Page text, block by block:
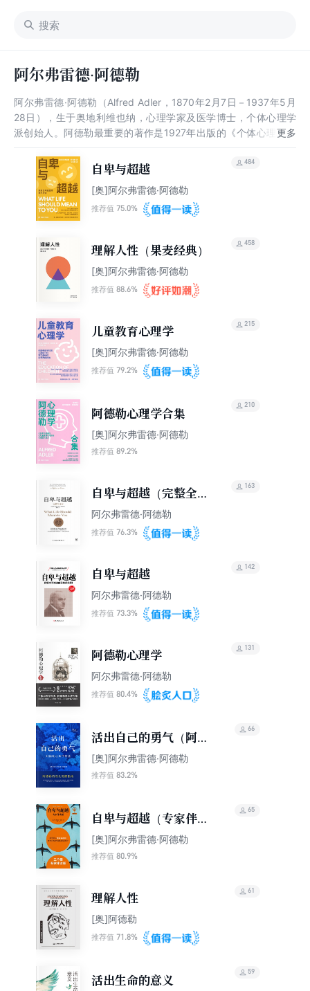
阿尔弗雷德·阿德勒
阿尔弗雷德·阿德勒（Alfred Adler，1870年2月7日－1937年5月
28日），生于奥地利维也纳，心理学家及医学博士，个体心理学
派创始人。阿德勒最重要的著作是1927年出版的《个体心理学的
自卑与超越
[奥]阿尔弗雷德·阿德勒
推荐值 75.0%
484
理解人性（果麦经典）
[奥]阿尔弗雷德·阿德勒
推荐值 88.6%
458
儿童教育心理学
[奥]阿尔弗雷德·阿德勒
推荐值 79.2%
215
阿德勒心理学合集
[奥]阿尔弗雷德·阿德勒
推荐值 89.2%
210
自卑与超越（完整全译
本）
阿尔弗雷德·阿德勒
推荐值 76.3%
163
自卑与超越
阿尔弗雷德·阿德勒
推荐值 73.3%
142
阿德勒心理学
阿尔弗雷德·阿德勒
推荐值 80.4%
131
活出自己的勇气（阿德
勒心理学精要）
[奥]阿尔弗雷德·阿德勒
推荐值 83.2%
66
自卑与超越（专家伴读
版）
[奥]阿尔弗雷德·阿德勒
推荐值 80.9%
65
理解人性
[奥]阿德勒
推荐值 71.8%
61
活出生命的意义
59